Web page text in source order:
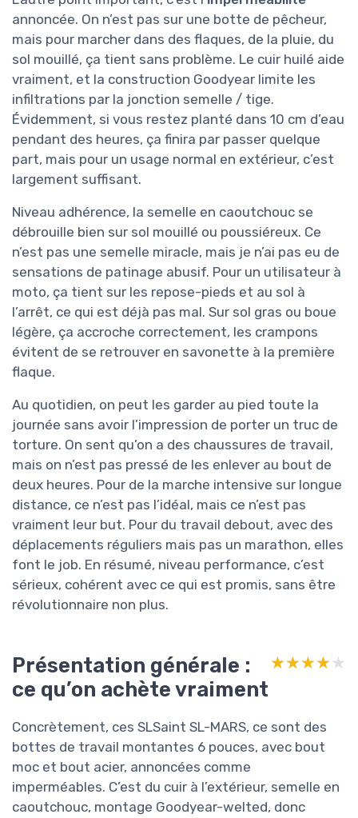
annoncée. On n’est pas sur une botte de pêcheur,
mais pour marcher dans des flaques, de la pluie, du
sol mouillé, ça tient sans problème. Le cuir huilé aide
vraiment, et la construction Goodyear limite les
infiltrations par la jonction semelle / tige.
Évidemment, si vous restez planté dans 10 cm d’eau
pendant des heures, ça finira par passer quelque
part, mais pour un usage normal en extérieur, c’est
largement suffisant.
Niveau adhérence, la semelle en caoutchouc se
débrouille bien sur sol mouillé ou poussiéreux. Ce
n’est pas une semelle miracle, mais je n’ai pas eu de
sensations de patinage abusif. Pour un utilisateur à
moto, ça tient sur les repose-pieds et au sol à
l’arrêt, ce qui est déjà pas mal. Sur sol gras ou boue
légère, ça accroche correctement, les crampons
évitent de se retrouver en savonette à la première
flaque.
Au quotidien, on peut les garder au pied toute la
journée sans avoir l’impression de porter un truc de
torture. On sent qu’on a des chaussures de travail,
mais on n’est pas pressé de les enlever au bout de
deux heures. Pour de la marche intensive sur longue
distance, ce n’est pas l’idéal, mais ce n’est pas
vraiment leur but. Pour du travail debout, avec des
déplacements réguliers mais pas un marathon, elles
font le job. En résumé, niveau performance, c’est
sérieux, cohérent avec ce qui est promis, sans être
révolutionnaire non plus.
Présentation générale :
ce qu’on achète vraiment
★★★★★
★★★★★
Concrètement, ces SLSaint SL-MARS, ce sont des
bottes de travail montantes 6 pouces, avec bout
moc et bout acier, annoncées comme
imperméables. C’est du cuir à l’extérieur, semelle en
caoutchouc, montage Goodyear-welted, donc